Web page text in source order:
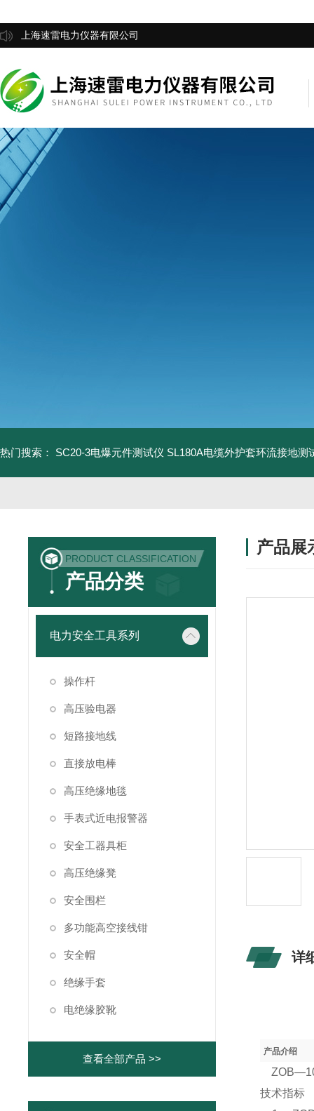
上海速雷电力仪器有限公司
热门搜索： SC20-3电爆元件测试仪 SL180A电缆外护套环流接地测
PRODUCT CLASSIFICATION
产品分类
电力安全工具系列
操作杆
高压验电器
短路接地线
直接放电棒
高压绝缘地毯
手表式近电报警器
安全工器具柜
高压绝缘凳
安全围栏
多功能高空接线钳
安全帽
绝缘手套
电绝缘胶靴
查看全部产品 >>
产品展
详
产品介绍
技术指标